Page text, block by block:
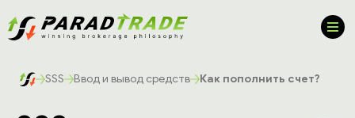
SSS Ввод и вывод средств Как пополнить счет?